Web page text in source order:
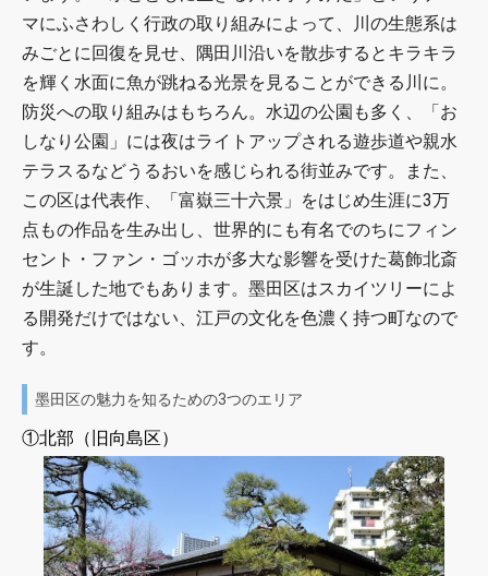
マにふさわしく行政の取り組みによって、川の生態系は
みごとに回復を見せ、隅田川沿いを散歩するとキラキラ
を輝く水面に魚が跳ねる光景を見ることができる川に。
防災への取り組みはもちろん。水辺の公園も多く、「お
しなり公園」には夜はライトアップされる遊歩道や親水
テラスるなどうるおいを感じられる街並みです。また、
この区は代表作、「富嶽三十六景」をはじめ生涯に3万
点もの作品を生み出し、世界的にも有名でのちにフィン
セント・ファン・ゴッホが多大な影響を受けた葛飾北斎
が生誕した地でもあります。墨田区はスカイツリーによ
る開発だけではない、江戸の文化を色濃く持つ町なので
す。
墨田区の魅力を知るための3つのエリア
①北部（旧向島区）